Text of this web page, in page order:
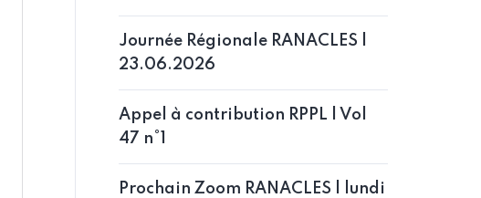
Journée Régionale RANACLES |
23.06.2026
Appel à contribution RPPL | Vol
47 n°1
Prochain Zoom RANACLES | lundi